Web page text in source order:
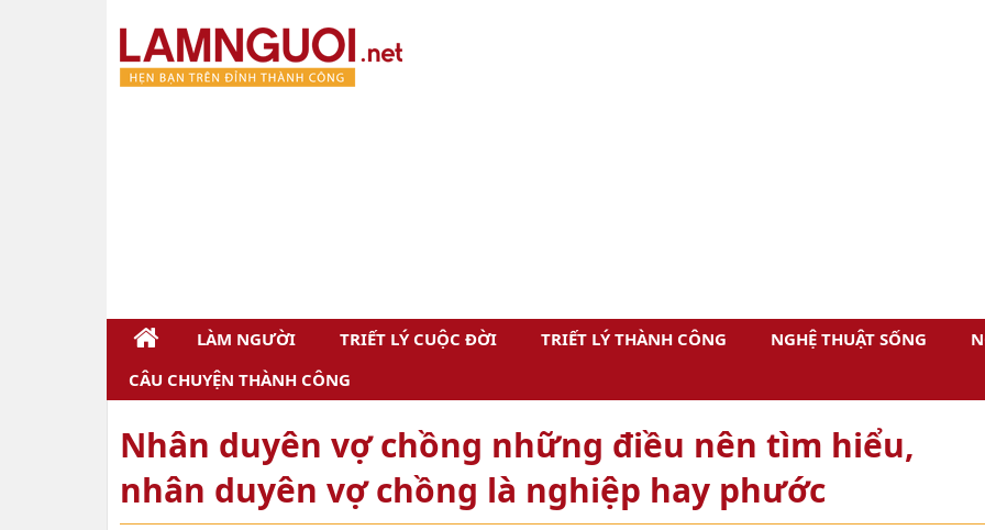
LÀM NGƯỜI TRIẾT LÝ CUỘC ĐỜI TRIẾT LÝ THÀNH CÔNG NGHỆ THUẬT SỐNG
CÂU CHUYỆN THÀNH CÔNG
Nhân duyên vợ chồng những điều nên tìm hiểu,
nhân duyên vợ chồng là nghiệp hay phước